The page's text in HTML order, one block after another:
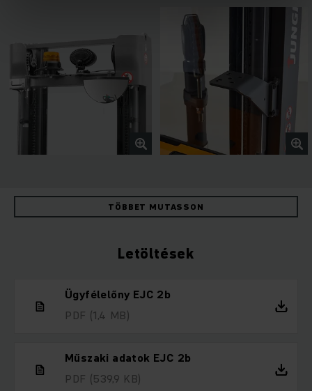
TÖBBET MUTASSON
Letöltések
Ügyfélelőny EJC 2b
PDF (1,4 MB)
Műszaki adatok EJC 2b
PDF (539,9 KB)